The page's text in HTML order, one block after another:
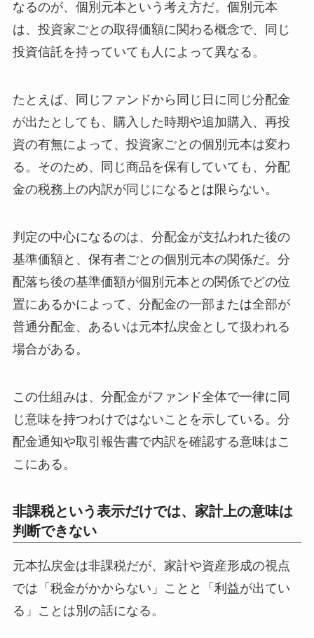
なるのが、個別元本という考え方だ。個別元本
は、投資家ごとの取得価額に関わる概念で、同じ
投資信託を持っていても人によって異なる。
たとえば、同じファンドから同じ日に同じ分配金
が出たとしても、購入した時期や追加購入、再投
資の有無によって、投資家ごとの個別元本は変わ
る。そのため、同じ商品を保有していても、分配
金の税務上の内訳が同じになるとは限らない。
判定の中心になるのは、分配金が支払われた後の
基準価額と、保有者ごとの個別元本の関係だ。分
配落ち後の基準価額が個別元本との関係でどの位
置にあるかによって、分配金の一部または全部が
普通分配金、あるいは元本払戻金として扱われる
場合がある。
この仕組みは、分配金がファンド全体で一律に同
じ意味を持つわけではないことを示している。分
配金通知や取引報告書で内訳を確認する意味はこ
こにある。
非課税という表示だけでは、家計上の意味は
判断できない
元本払戻金は非課税だが、家計や資産形成の視点
では「税金がかからない」ことと「利益が出てい
る」ことは別の話になる。